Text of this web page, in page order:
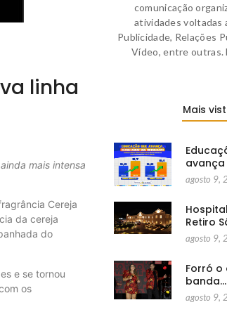
linha
mais intensa
Cereja
da cereja
do
e se tornou
os
comunicação
atividades voltadas
Publicidade, Relações
Vídeo, entre outras.
Mais
agosto 9,
Retiro
agosto 9,
Forró o
banda…
agosto 9,